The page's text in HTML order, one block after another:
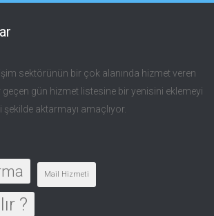
sektörünün bir çok alanında hizmet veren
gün hizmet listesine bir yenisini eklemeyi
aktarmayı amaçlıyor.
Mail Hizmeti
?